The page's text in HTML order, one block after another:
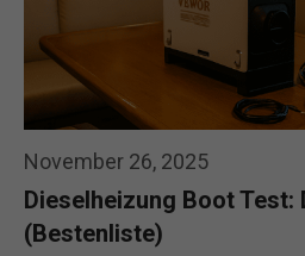
November 26, 2025
Dieselheizung Boot Test:
(Bestenliste)